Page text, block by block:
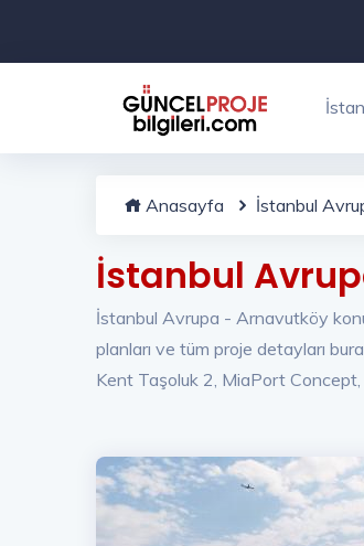
Anasayfa İstanbul
İstanbul
İstanbul Avrupa - Arnavutköy
planları ve tüm proje detayları
Kent Taşoluk 2, MiaPort Concept,